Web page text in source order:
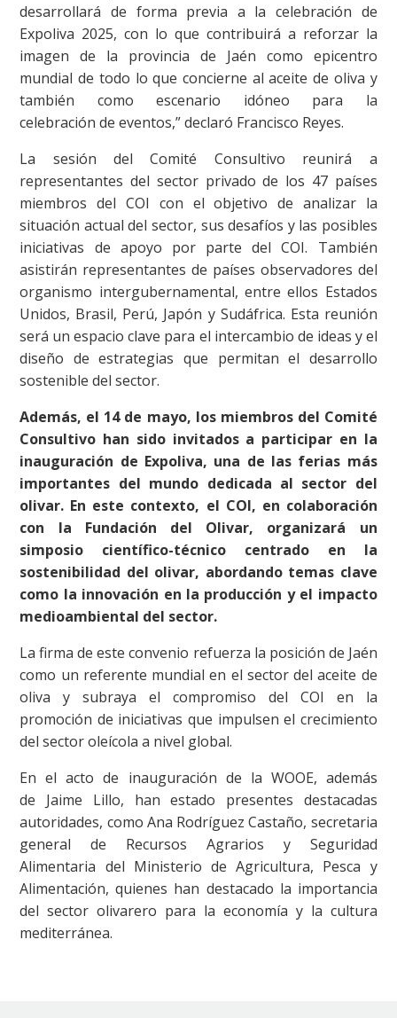
desarrollará de forma previa a la celebración de
Expoliva 2025, con lo que contribuirá a reforzar la
imagen de la provincia de Jaén como epicentro
mundial de todo lo que concierne al aceite de oliva y
también como escenario idóneo para la
celebración de eventos,” declaró Francisco Reyes.
La sesión del Comité Consultivo reunirá a
representantes del sector privado de los 47 países
miembros del COI con el objetivo de analizar la
situación actual del sector, sus desafíos y las posibles
iniciativas de apoyo por parte del COI. También
asistirán representantes de países observadores del
organismo intergubernamental, entre ellos Estados
Unidos, Brasil, Perú, Japón y Sudáfrica. Esta reunión
será un espacio clave para el intercambio de ideas y el
diseño de estrategias que permitan el desarrollo
sostenible del sector.
Además, el 14 de mayo, los miembros del Comité
Consultivo han sido invitados a participar en la
inauguración de Expoliva, una de las ferias más
importantes del mundo dedicada al sector del
olivar. En este contexto, el COI, en colaboración
con la Fundación del Olivar, organizará un
simposio científico-técnico centrado en la
sostenibilidad del olivar, abordando temas clave
como la innovación en la producción y el impacto
medioambiental del sector.
La firma de este convenio refuerza la posición de Jaén
como un referente mundial en el sector del aceite de
oliva y subraya el compromiso del COI en la
promoción de iniciativas que impulsen el crecimiento
del sector oleícola a nivel global.
En el acto de inauguración de la WOOE, además
de Jaime Lillo, han estado presentes destacadas
autoridades, como Ana Rodríguez Castaño, secretaria
general de Recursos Agrarios y Seguridad
Alimentaria del Ministerio de Agricultura, Pesca y
Alimentación, quienes han destacado la importancia
del sector olivarero para la economía y la cultura
mediterránea.